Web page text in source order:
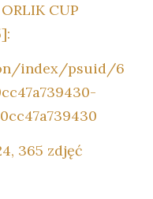
CUP
index/psuid/6
365 zdjęć